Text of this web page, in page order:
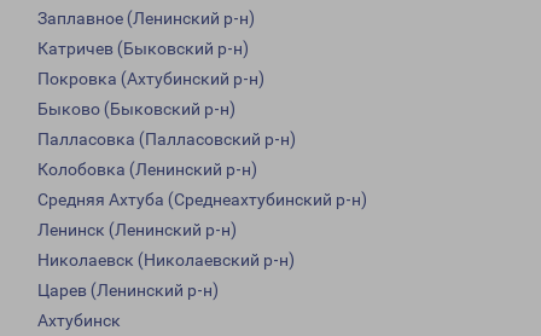
Заплавное (Ленинский р-н)
Катричев (Быковский р-н)
Покровка (Ахтубинский р-н)
Быково (Быковский р-н)
Палласовка (Палласовский р-н)
Колобовка (Ленинский р-н)
Средняя Ахтуба (Среднеахтубинский р-н)
Ленинск (Ленинский р-н)
Николаевск (Николаевский р-н)
Царев (Ленинский р-н)
Ахтубинск